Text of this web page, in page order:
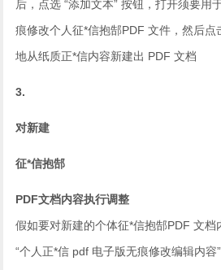
后，点选 “添加文本” 按钮，打开须要用
痕修改个人征*信抱郜PDF 文件，然后点
地从纸质正*信内容新建出 PDF 文档
3.
对新建
征*信抱郜
PDF文档内容执行调整
假如要对新建的个体征*信抱郜PDF 文档
“个人正*信 pdf 电子版无痕修改编辑内